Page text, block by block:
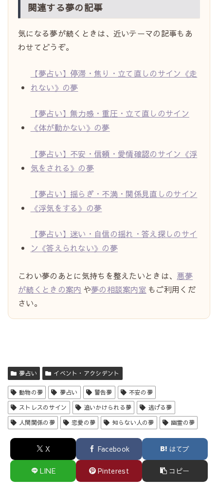
関連する夢の記事
気になる夢が続くときは、近いテーマの記事もあ
わせてどうぞ。
【夢占い】停滞・焦り・立て直しのサイン《走
れない》の夢
【夢占い】無力感・重圧・立て直しのサイン
《体が動かない》の夢
【夢占い】不安・信頼・愛情確認のサイン《浮
気をされる》の夢
【夢占い】揺らぎ・不満・関係見直しのサイン
《浮気をする》の夢
【夢占い】迷い・自信の揺れ・答え探しのサイ
ン《答えられない》の夢
こわい夢のあとに気持ちを整えたいときは、 悪夢
が続くときの案内 や夢の相談案内室 もご利用くだ
さい。
夢占い イベント・アクシデント
動物の夢 夢占い 警告夢
不安の夢
ストレスのサイン
追いかけられる夢
逃げる夢
人間関係の夢
恋愛の夢 知らない人の夢 幽霊の夢
X Facebook はてブ
LINE Pinterest コピー